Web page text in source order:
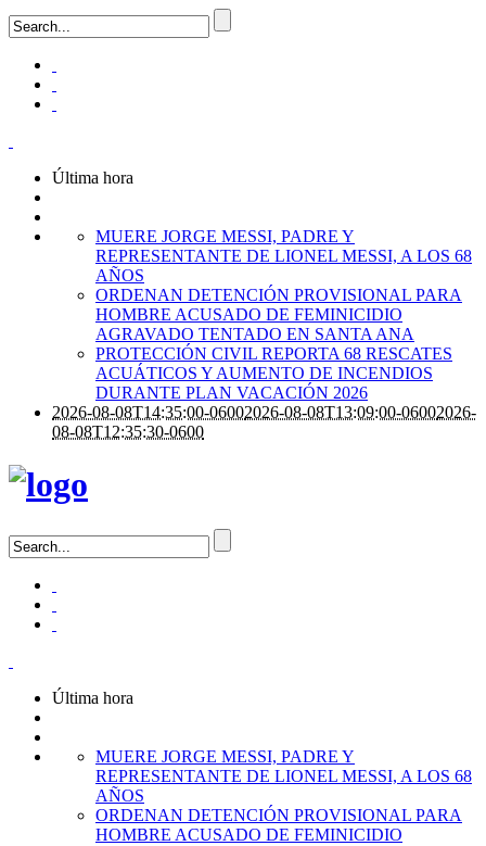
Última hora
MUERE JORGE MESSI, PADRE Y
REPRESENTANTE DE LIONEL MESSI, A LOS 68
AÑOS
ORDENAN DETENCIÓN PROVISIONAL PARA
HOMBRE ACUSADO DE FEMINICIDIO
AGRAVADO TENTADO EN SANTA ANA
PROTECCIÓN CIVIL REPORTA 68 RESCATES
ACUÁTICOS Y AUMENTO DE INCENDIOS
DURANTE PLAN VACACIÓN 2026
2026-08-08T14:35:00-06002026-08-08T13:09:00-06002026-
08-08T12:35:30-0600
Última hora
MUERE JORGE MESSI, PADRE Y
REPRESENTANTE DE LIONEL MESSI, A LOS 68
AÑOS
ORDENAN DETENCIÓN PROVISIONAL PARA
HOMBRE ACUSADO DE FEMINICIDIO